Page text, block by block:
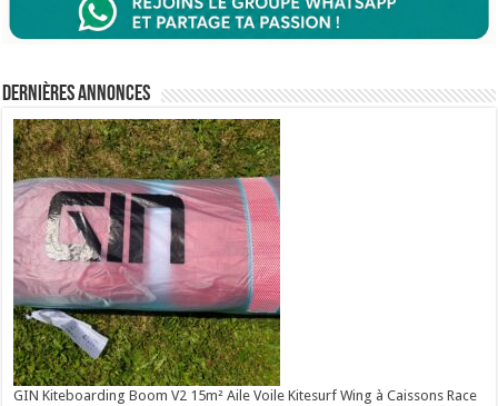
Dernières annonces
GIN Kiteboarding Boom V2 15m² Aile Voile Kitesurf Wing à Caissons Race